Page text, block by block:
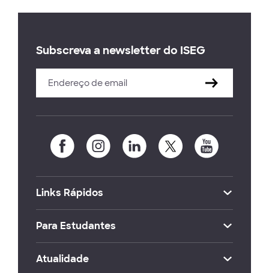
Subscreva a newsletter do ISEG
Links Rápidos
Para Estudantes
Atualidade